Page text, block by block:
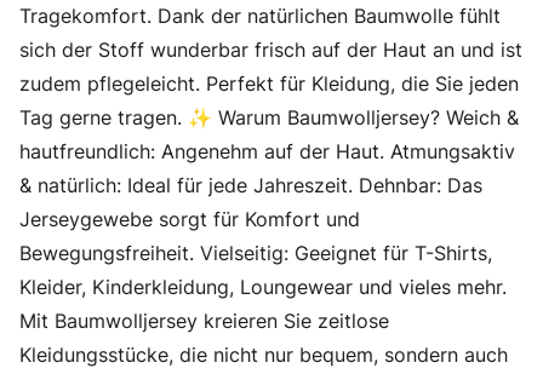
Tragekomfort. Dank der natürlichen Baumwolle fühlt
sich der Stoff wunderbar frisch auf der Haut an und ist
zudem pflegeleicht. Perfekt für Kleidung, die Sie jeden
Tag gerne tragen. ✨ Warum Baumwolljersey? Weich &
hautfreundlich: Angenehm auf der Haut. Atmungsaktiv
& natürlich: Ideal für jede Jahreszeit. Dehnbar: Das
Jerseygewebe sorgt für Komfort und
Bewegungsfreiheit. Vielseitig: Geeignet für T-Shirts,
Kleider, Kinderkleidung, Loungewear und vieles mehr.
Mit Baumwolljersey kreieren Sie zeitlose
Kleidungsstücke, die nicht nur bequem, sondern auch